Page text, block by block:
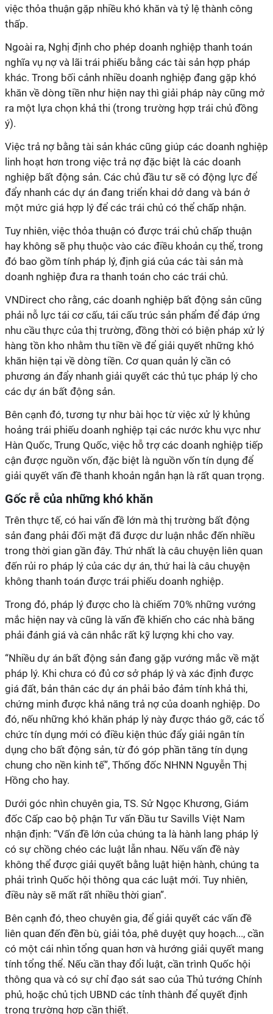
việc thỏa thuận gặp nhiều khó khăn và tỷ lệ thành công
thấp.
Ngoài ra, Nghị định cho phép doanh nghiệp thanh toán
nghĩa vụ nợ và lãi trái phiếu bằng các tài sản hợp pháp
khác. Trong bối cảnh nhiều doanh nghiệp đang gặp khó
khăn về dòng tiền như hiện nay thì giải pháp này cũng mở
ra một lựa chọn khả thi (trong trường hợp trái chủ đồng
ý).
Việc trả nợ bằng tài sản khác cũng giúp các doanh nghiệp
linh hoạt hơn trong việc trả nợ đặc biệt là các doanh
nghiệp bất động sản. Các chủ đầu tư sẽ có động lực để
đẩy nhanh các dự án đang triển khai dở dang và bán ở
một mức giá hợp lý để các trái chủ có thể chấp nhận.
Tuy nhiên, việc thỏa thuận có được trái chủ chấp thuận
hay không sẽ phụ thuộc vào các điều khoản cụ thể, trong
đó bao gồm tính pháp lý, định giá của các tài sản mà
doanh nghiệp đưa ra thanh toán cho các trái chủ.
VNDirect cho rằng, các doanh nghiệp bất động sản cũng
phải nỗ lực tái cơ cấu, tái cấu trúc sản phẩm để đáp ứng
nhu cầu thực của thị trường, đồng thời có biện pháp xử lý
hàng tồn kho nhằm thu tiền về để giải quyết những khó
khăn hiện tại về dòng tiền. Cơ quan quản lý cần có
phương án đẩy nhanh giải quyết các thủ tục pháp lý cho
các dự án bất động sản.
Bên cạnh đó, tương tự như bài học từ việc xử lý khủng
hoảng trái phiếu doanh nghiệp tại các nước khu vực như
Hàn Quốc, Trung Quốc, việc hỗ trợ các doanh nghiệp tiếp
cận được nguồn vốn, đặc biệt là nguồn vốn tín dụng để
giải quyết vấn đề thanh khoản ngắn hạn là rất quan trọng.
Gốc rễ của những khó khăn
Trên thực tế, có hai vấn đề lớn mà thị trường bất động
sản đang phải đối mặt đã được dư luận nhắc đến nhiều
trong thời gian gần đây. Thứ nhất là câu chuyện liên quan
đến rủi ro pháp lý của các dự án, thứ hai là câu chuyện
không thanh toán được trái phiếu doanh nghiệp.
Trong đó, pháp lý được cho là chiếm 70% những vướng
mắc hiện nay và cũng là vấn đề khiến cho các nhà băng
phải đánh giá và cân nhắc rất kỹ lượng khi cho vay.
“Nhiều dự án bất động sản đang gặp vướng mắc về mặt
pháp lý. Khi chưa có đủ cơ sở pháp lý và xác định được
giá đất, bản thân các dự án phải bảo đảm tính khả thi,
chứng minh được khả năng trả nợ của doanh nghiệp. Do
đó, nếu những khó khăn pháp lý này được tháo gỡ, các tổ
chức tín dụng mới có điều kiện thúc đẩy giải ngân tín
dụng cho bất động sản, từ đó góp phần tăng tín dụng
chung cho nền kinh tế”, Thống đốc NHNN Nguyễn Thị
Hồng cho hay.
Dưới góc nhìn chuyên gia, TS. Sử Ngọc Khương, Giám
đốc Cấp cao bộ phận Tư vấn Đầu tư Savills Việt Nam
nhận định: “Vấn đề lớn của chúng ta là hành lang pháp lý
có sự chồng chéo các luật lẫn nhau. Nếu vấn đề này
không thể được giải quyết bằng luật hiện hành, chúng ta
phải trình Quốc hội thông qua các luật mới. Tuy nhiên,
điều này sẽ mất rất nhiều thời gian”.
Bên cạnh đó, theo chuyên gia, để giải quyết các vấn đề
liên quan đến đền bù, giải tỏa, phê duyệt quy hoạch..., cần
có một cái nhìn tổng quan hơn và hướng giải quyết mang
tính tổng thể. Nếu cần thay đổi luật, cần trình Quốc hội
thông qua và có sự chỉ đạo sát sao của Thủ tướng Chính
phủ, hoặc chủ tịch UBND các tỉnh thành để quyết định
trong trường hợp cần thiết.